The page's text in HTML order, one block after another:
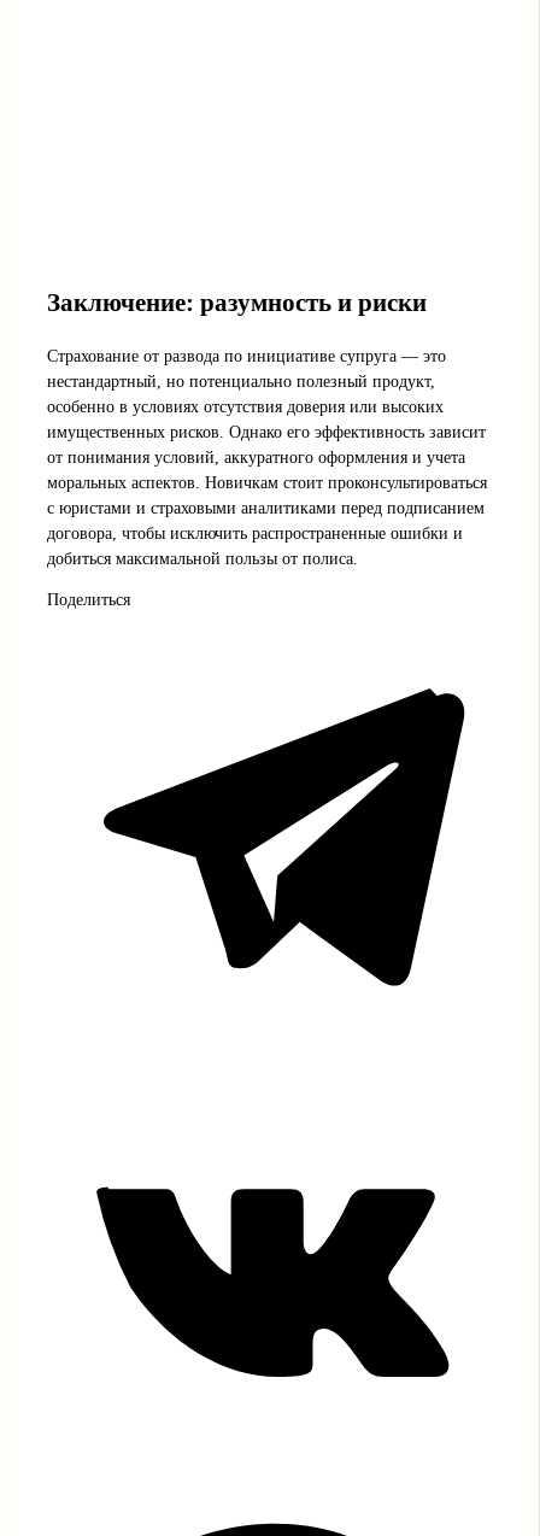
Заключение: разумность и риски
Страхование от развода по инициативе супруга — это
нестандартный, но потенциально полезный продукт,
особенно в условиях отсутствия доверия или высоких
имущественных рисков. Однако его эффективность зависит
от понимания условий, аккуратного оформления и учета
моральных аспектов. Новичкам стоит проконсультироваться
с юристами и страховыми аналитиками перед подписанием
договора, чтобы исключить распространенные ошибки и
добиться максимальной пользы от полиса.
Поделиться